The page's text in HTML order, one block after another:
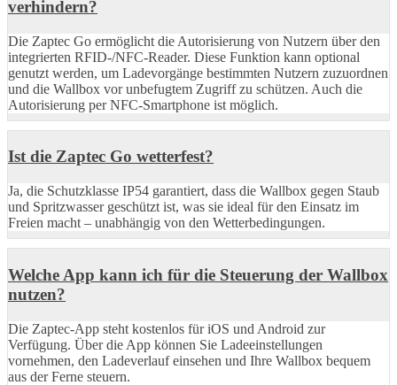
verhindern?
Die Zaptec Go ermöglicht die Autorisierung von Nutzern über den
integrierten RFID-/NFC-Reader. Diese Funktion kann optional
genutzt werden, um Ladevorgänge bestimmten Nutzern zuzuordnen
und die Wallbox vor unbefugtem Zugriff zu schützen. Auch die
Autorisierung per NFC-Smartphone ist möglich.
Ist die Zaptec Go wetterfest?
Ja, die Schutzklasse IP54 garantiert, dass die Wallbox gegen Staub
und Spritzwasser geschützt ist, was sie ideal für den Einsatz im
Freien macht – unabhängig von den Wetterbedingungen.
Welche App kann ich für die Steuerung der Wallbox
nutzen?
Die Zaptec-App steht kostenlos für iOS und Android zur
Verfügung. Über die App können Sie Ladeeinstellungen
vornehmen, den Ladeverlauf einsehen und Ihre Wallbox bequem
aus der Ferne steuern.